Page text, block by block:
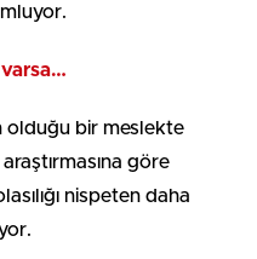
varsa…
olduğu bir meslekte
göre
nispeten daha